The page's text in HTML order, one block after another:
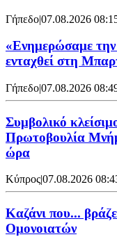
Γήπεδο|07.08.2026
«Ενημερώσαμε την
ενταχθεί στη
Γήπεδο|07.08.2026
Συμβολικό
Πρωτοβουλία
ώρα
Κύπρος|07.08.2026
Καζάνι που...
Ομονοιατών